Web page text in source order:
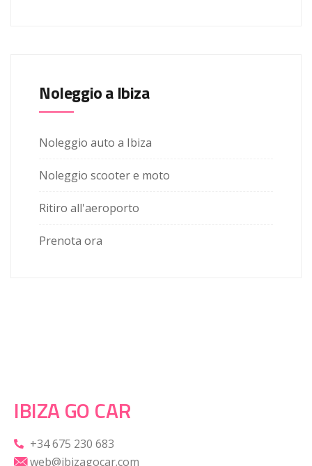
Noleggio a Ibiza
Noleggio auto a Ibiza
Noleggio scooter e moto
Ritiro all'aeroporto
Prenota ora
IBIZA GO CAR
+34 675 230 683
web@ibizagocar.com